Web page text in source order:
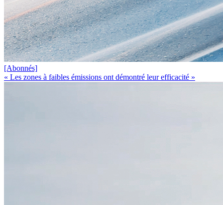
[Abonnés]
« Les zones à faibles émissions ont démontré leur efficacité »